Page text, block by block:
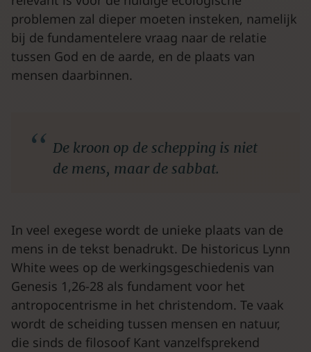
problemen zal dieper moeten insteken, namelijk
bij de fundamentelere vraag naar de relatie
tussen God en de aarde, en de plaats van
mensen daarbinnen.
De kroon op de schepping is niet
de mens, maar de sabbat.
In veel exegese wordt de unieke plaats van de
mens in de tekst benadrukt. De historicus Lynn
White wees op de werkingsgeschiedenis van
Genesis 1,26-28 als fundament voor het
antropocentrisme in het christendom. Te vaak
wordt de scheiding tussen mensen en natuur,
die sinds de filosoof Kant vanzelfsprekend